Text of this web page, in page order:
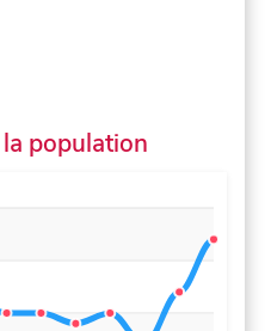
population